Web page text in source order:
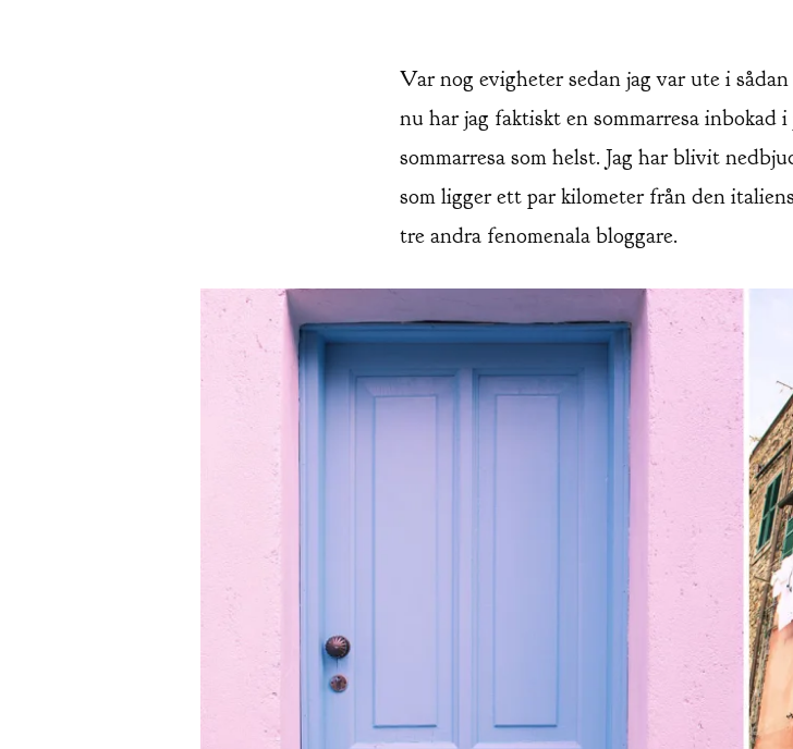
Var nog evigheter sedan jag var ute i
nu har jag faktiskt en sommarresa inbokad
sommarresa som helst. Jag har blivit
som ligger ett par kilometer från den
tre andra fenomenala bloggare.